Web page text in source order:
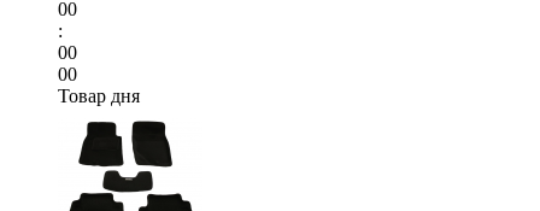
00
:
00
00
Товар дня